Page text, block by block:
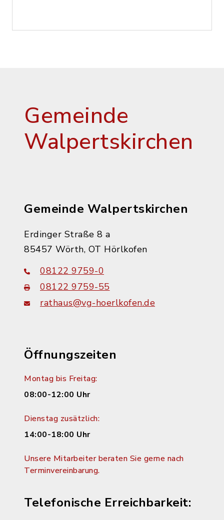
Gemeinde
Walpertskirchen
Gemeinde Walpertskirchen
Erdinger Straße 8 a
85457 Wörth, OT Hörlkofen
08122 9759-0
08122 9759-55
rathaus@vg-hoerlkofen.de
Öffnungszeiten
Montag bis Freitag:
08:00-12:00 Uhr
Dienstag zusätzlich:
14:00-18:00 Uhr
Unsere Mitarbeiter beraten Sie gerne nach
Terminvereinbarung.
Telefonische Erreichbarkeit: